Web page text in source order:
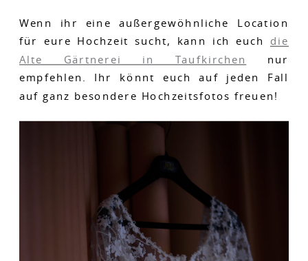
Wenn ihr eine außergewöhnliche Location
für eure Hochzeit sucht, kann ich euch die
Alte Gärtnerei in Taufkirchen
nur
empfehlen. Ihr könnt euch auf jeden Fall
auf ganz besondere Hochzeitsfotos freuen!